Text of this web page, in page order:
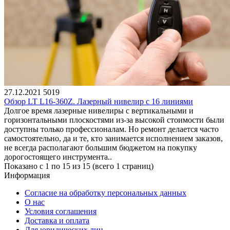
27.12.2021 5019
Обзор LT L16-360Z. Лазерный нивелир с 16 линиями
Долгое время лазерные нивелиры с вертикальными и
горизонтальными плоскостями из-за высокой стоимости были
доступны только профессионалам. Но ремонт делается часто
самостоятельно, да и те, кто занимается исполнением заказов,
не всегда располагают большим бюджетом на покупку
дорогостоящего инструмента..
Показано с 1 по 15 из 15 (всего 1 страниц)
Информация
Согласие на обработку персональных данных
О нас
Условия соглашения
Доставка и оплата